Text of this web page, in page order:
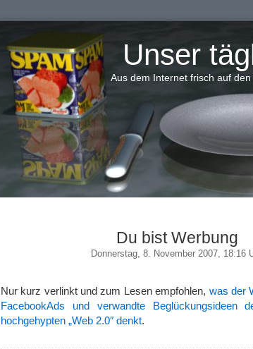
Unser
Aus dem Internet frisch auf
Du bist Werbung
Donnerstag, 8. November 2007, 18:16
Nur kurz verlinkt und zum Lesen empfohlen, was der
FacebookAds und verwandte Beglückungsideen
hochgehypten „Web 2.0″ denkt.